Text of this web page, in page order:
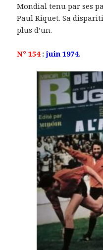
Mondial tenu par ses
Paul Riquet. Sa
plus d’un.
N° 154:juin 1974.